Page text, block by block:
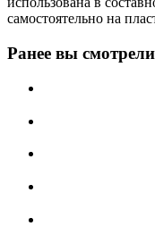
самостоятельно на
Ранее вы смотрели